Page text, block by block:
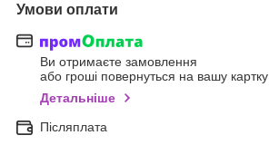
Умови оплати
Ви отримаєте замовлення
або гроші повернуться на вашу картку
Детальніше
Післяплата